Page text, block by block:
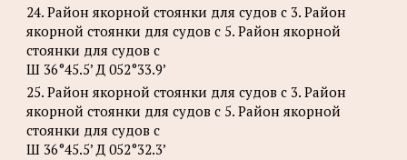
24. Район якорной стоянки для судов с 3. Район
якорной стоянки для судов с 5. Район якорной
стоянки для судов с
Ш 36°45.5’ Д 052°33.9’
25. Район якорной стоянки для судов с 3. Район
якорной стоянки для судов с 5. Район якорной
стоянки для судов с
Ш 36°45.5’ Д 052°32.3’